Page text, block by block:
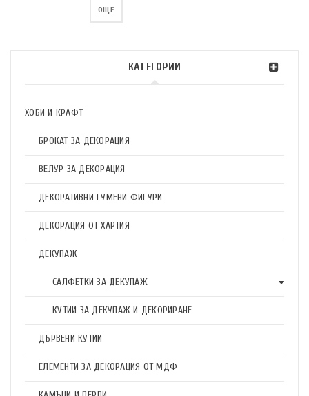
КАТЕГОРИИ
ХОБИ И КРАФТ
БРОКАТ ЗА ДЕКОРАЦИЯ
ВЕЛУР ЗА ДЕКОРАЦИЯ
ДЕКОРАТИВНИ ГУМЕНИ ФИГУРИ
ДЕКОРАЦИЯ ОТ ХАРТИЯ
ДЕКУПАЖ
САЛФЕТКИ ЗА ДЕКУПАЖ
КУТИИ ЗА ДЕКУПАЖ И ДЕКОРИРАНЕ
ДЪРВЕНИ КУТИИ
ЕЛЕМЕНТИ ЗА ДЕКОРАЦИЯ ОТ МДФ
ОЩЕ